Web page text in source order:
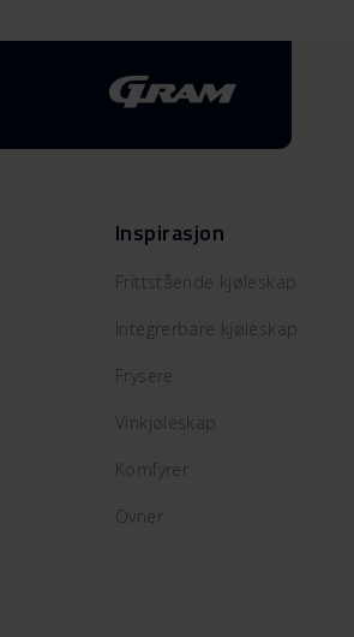
Inspirasjon
Frittstående kjøleskap
Integrerbare kjøleskap
Frysere
Vinkjøleskap
Komfyrer
Ovner